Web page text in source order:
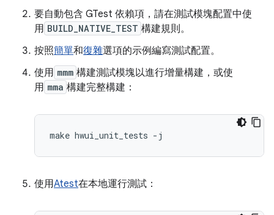
要自動包含 GTest 依賴項，請在測試模塊配置中使
用 BUILD_NATIVE_TEST 構建規則。
按照簡單和復雜選項的示例編寫測試配置。
使用 mmm 構建測試模塊以進行增量構建，或使
用 mma 構建完整構建：
make hwui_unit_tests - j
使用Atest在本地運行測試：